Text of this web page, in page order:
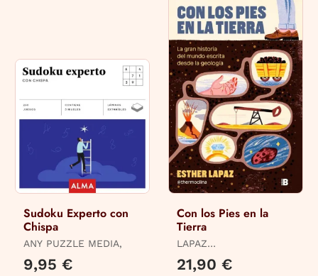
Sudoku Experto con
Chispa
ANY PUZZLE MEDIA,
9,95 €
Con los Pies en la
Tierra
LAPAZ
(@THERMOCLINA),
ESTHER
21,90 €